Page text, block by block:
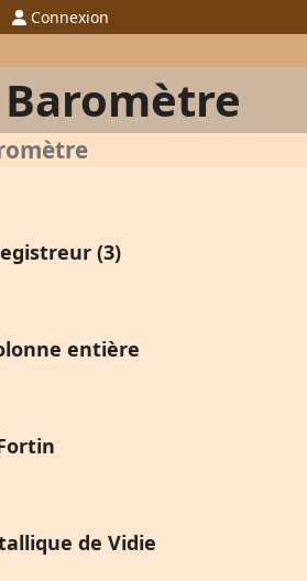
Connexion
Baromètre
(3)
entière
de Vidie